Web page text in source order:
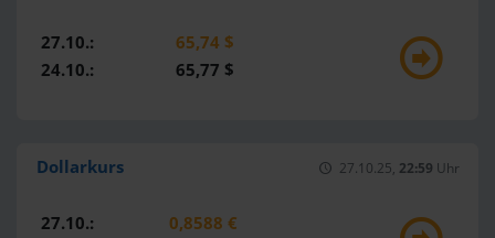
27.10.:
65,74 $
24.10.:
65,77 $
Dollarkurs 27.10.25, 22:59 Uhr
27.10.:
0,8588 €